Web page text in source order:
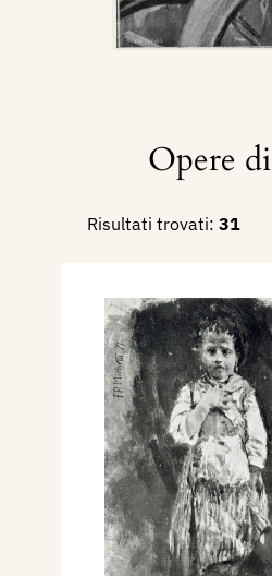
Opere di
Risultati trovati: 31